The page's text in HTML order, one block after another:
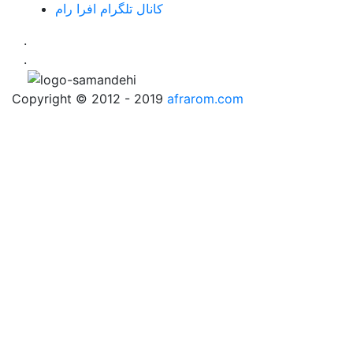
کانال تلگرام افرا رام
.
.
Copyright © 2012 - 2019 afrarom.com